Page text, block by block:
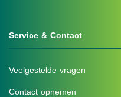
Service & Contact
Veelgestelde vragen
Contact opnemen